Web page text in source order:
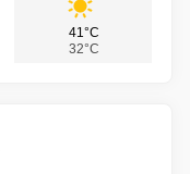
41°C
32°C